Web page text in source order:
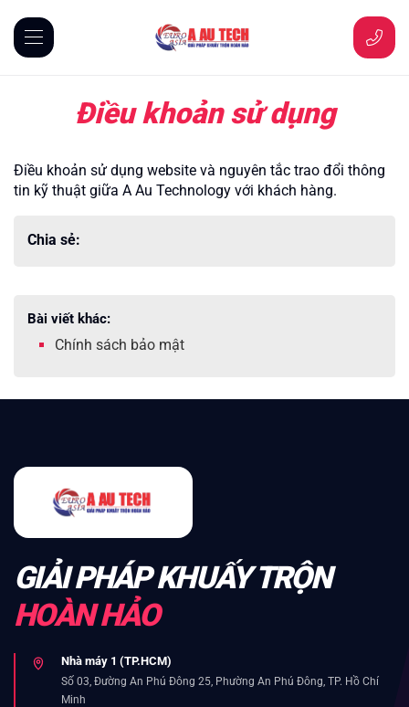
Điều khoản sử dụng
Điều khoản sử dụng website và nguyên tắc trao đổi thông
tin kỹ thuật giữa A Au Technology với khách hàng.
Chia sẻ:
Bài viết khác:
Chính sách bảo mật
GIẢI PHÁP KHUẤY TRỘN
HOÀN HẢO
Nhà máy 1 (TP.HCM)
Số 03, Đường An Phú Đông 25, Phường An Phú Đông, TP. Hồ Chí
Minh